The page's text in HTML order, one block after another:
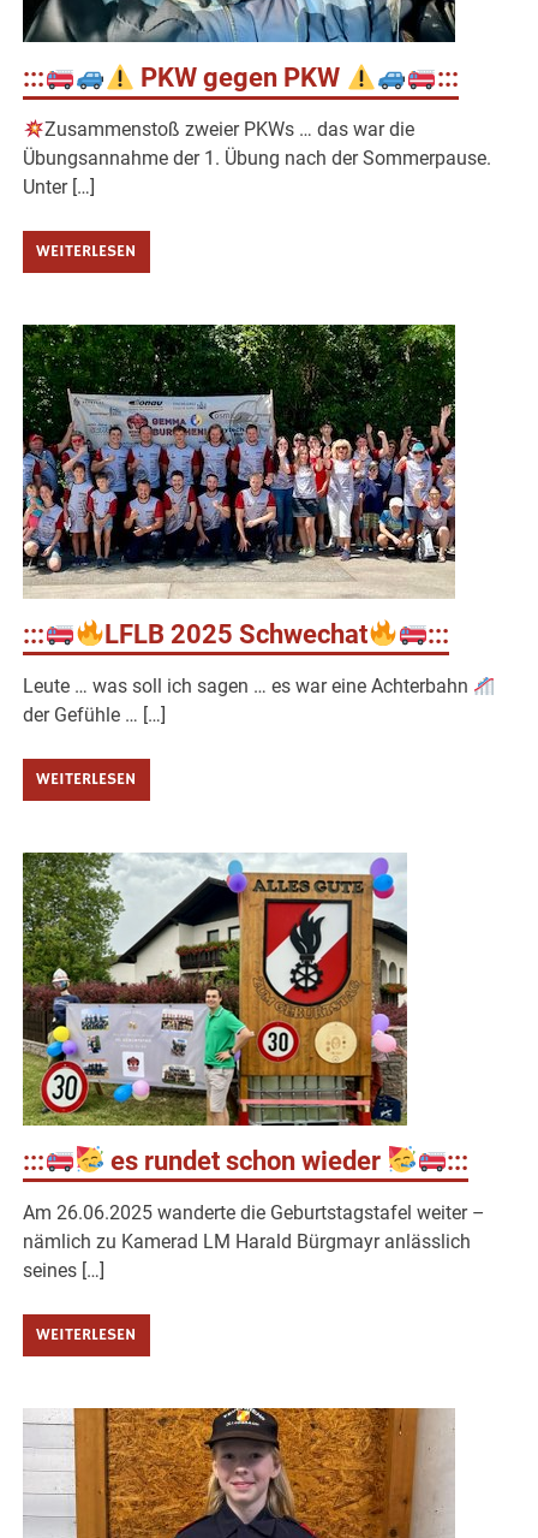
::: PKW gegen PKW :::
Zusammenstoß zweier PKWs … das war die
Übungsannahme der 1. Übung nach der Sommerpause.
Unter […]
WEITERLESEN
::: LFLB 2025 Schwechat :::
Leute … was soll ich sagen … es war eine Achterbahn
der Gefühle … […]
WEITERLESEN
::: es rundet schon wieder :::
Am 26.06.2025 wanderte die Geburtstagstafel weiter –
nämlich zu Kamerad LM Harald Bürgmayr anlässlich
seines […]
WEITERLESEN